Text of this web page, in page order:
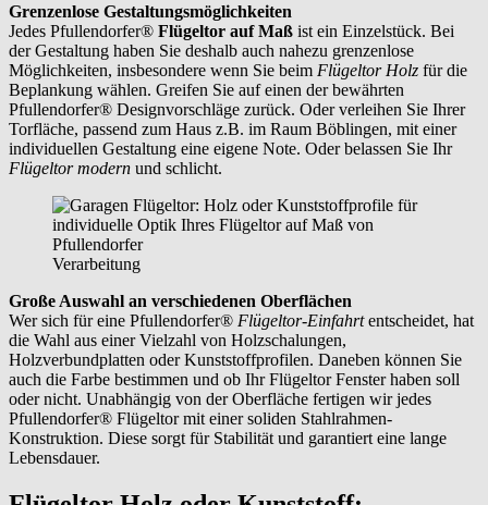
Grenzenlose Gestaltungsmöglichkeiten
Jedes Pfullendorfer® Flügeltor auf Maß ist ein Einzelstück. Bei
der Gestaltung haben Sie deshalb auch nahezu grenzenlose
Möglichkeiten, insbesondere wenn Sie beim Flügeltor Holz für die
Beplankung wählen. Greifen Sie auf einen der bewährten
Pfullendorfer® Designvorschläge zurück. Oder verleihen Sie Ihrer
Torfläche, passend zum Haus z.B. im Raum Böblingen, mit einer
individuellen Gestaltung eine eigene Note. Oder belassen Sie Ihr
Flügeltor modern und schlicht.
Verarbeitung
Große Auswahl an verschiedenen Oberflächen
Wer sich für eine Pfullendorfer® Flügeltor-Einfahrtentscheidet, hat
die Wahl aus einer Vielzahl von Holzschalungen,
Holzverbundplatten oder Kunststoffprofilen. Daneben können Sie
auch die Farbe bestimmen und ob Ihr Flügeltor Fenster haben soll
oder nicht. Unabhängig von der Oberfläche fertigen wir jedes
Pfullendorfer® Flügeltor mit einer soliden Stahlrahmen-
Konstruktion. Diese sorgt für Stabilität und garantiert eine lange
Lebensdauer.